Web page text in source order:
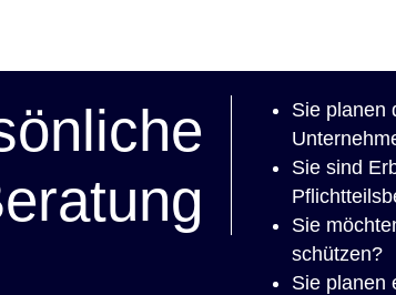
Sie planen
Sie sind
Sie
schützen?
Sie planen